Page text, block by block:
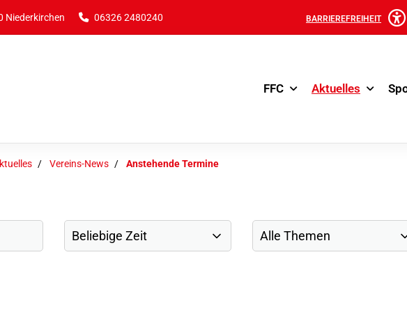
Niederkirchen 06326 2480240 BARRIEREFREIHEIT
FFC Aktuelles
Vereins-News Anstehende Termine